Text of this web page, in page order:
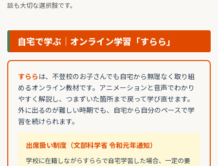
談も大切な選択肢です。
自宅で学ぶ｜オンライン学習「すらら」
すらら は、不登校のお子さんでも自宅から無理なく取り組
めるオンライン教材です。アニメーションと音声でわかり
やすく解説し、つまずいた箇所まで戻って学び直せます。
外に出るのが難しい時期でも、自宅から自分のペースで学
習を続けられます。
出席扱い制度（文部科学省 令和元年通知）
学校に在籍しながらすららで自宅学習した場合、一定の要